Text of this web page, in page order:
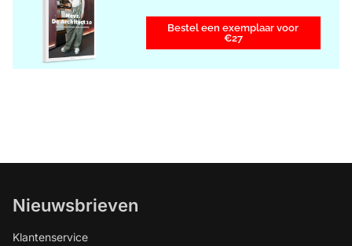
Bestel een exemplaar voor
€27
Nieuwsbrieven
Klantenservice